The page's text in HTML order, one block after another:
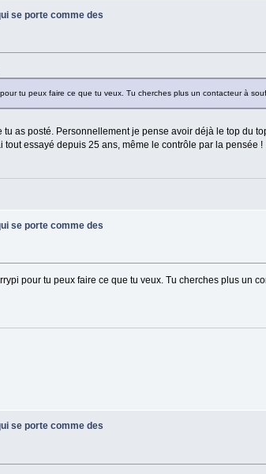
se porte comme des
tu peux faire ce que tu veux. Tu cherches plus un contacteur à
as posté. Personnellement je pense avoir déjà le top du
tout essayé depuis 25 ans, même le contrôle par la pensée !
se porte comme des
pour tu peux faire ce que tu veux. Tu cherches plus un
se porte comme des